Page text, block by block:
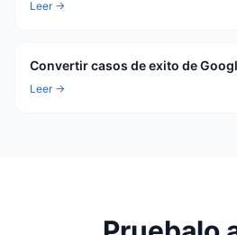
Leer →
Convertir casos de exito de
Leer →